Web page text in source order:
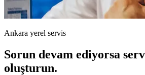
Ankara yerel servis
Sorun devam ediyorsa
oluşturun.